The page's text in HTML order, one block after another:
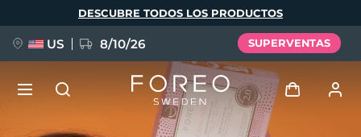
DESCUBRE TODOS LOS PRODUCTOS
US 8/10/26 SUPERVENTAS